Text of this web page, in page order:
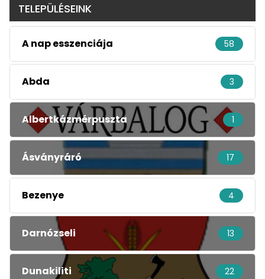
TELEPÜLÉSEINK
A nap esszenciája 58
Abda 3
Albertkázmérpuszta 1
Ásványráró 17
Bezenye 4
Darnózseli 13
Dunakiliti 22